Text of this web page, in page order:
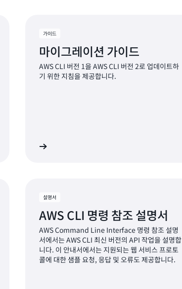
가이드
마이그레이션 가이드
AWS CLI 버전 1을 AWS CLI 버전 2로 업데이트하
기 위한 지침을 제공합니다.
설명서
AWS CLI 명령 참조 설명서
AWS Command Line Interface 명령 참조 설명
서에서는 AWS CLI 최신 버전의 API 작업을 설명합
니다. 이 안내서에서는 지원되는 웹 서비스 프로토
콜에 대한 샘플 요청, 응답 및 오류도 제공합니다.